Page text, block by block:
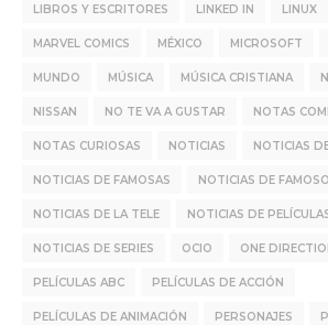
LIBROS Y ESCRITORES LINKED IN LINUX
MARVEL COMICS MÉXICO MICROSOFT
MUNDO MÚSICA MÚSICA CRISTIANA
NISSAN NO TE VA A GUSTAR NOTAS
NOTAS CURIOSAS NOTICIAS NOTICIAS
NOTICIAS DE FAMOSAS NOTICIAS DE
NOTICIAS DE LA TELE NOTICIAS DE
NOTICIAS DE SERIES OCIO ONE
PELÍCULAS ABC PELÍCULAS DE ACCIÓN
PELÍCULAS DE ANIMACIÓN PERSONAJES